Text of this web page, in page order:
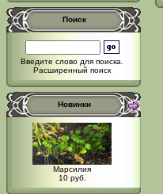
Поиск
Введите слово для поиска.
Расширенный поиск
Новинки
Марсилия
10 руб.